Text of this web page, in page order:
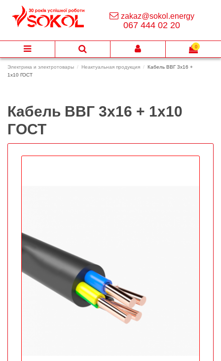
Электрика и электротовары Неактуальная продукция
Кабель ВВГ 3х16 +
1х10 ГОСТ
Кабель ВВГ 3х16 + 1х10
ГОСТ
zakaz@sokol.energy
067 444 02 20
0